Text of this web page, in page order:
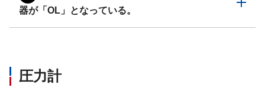
器が「OL」となっている。
圧力計